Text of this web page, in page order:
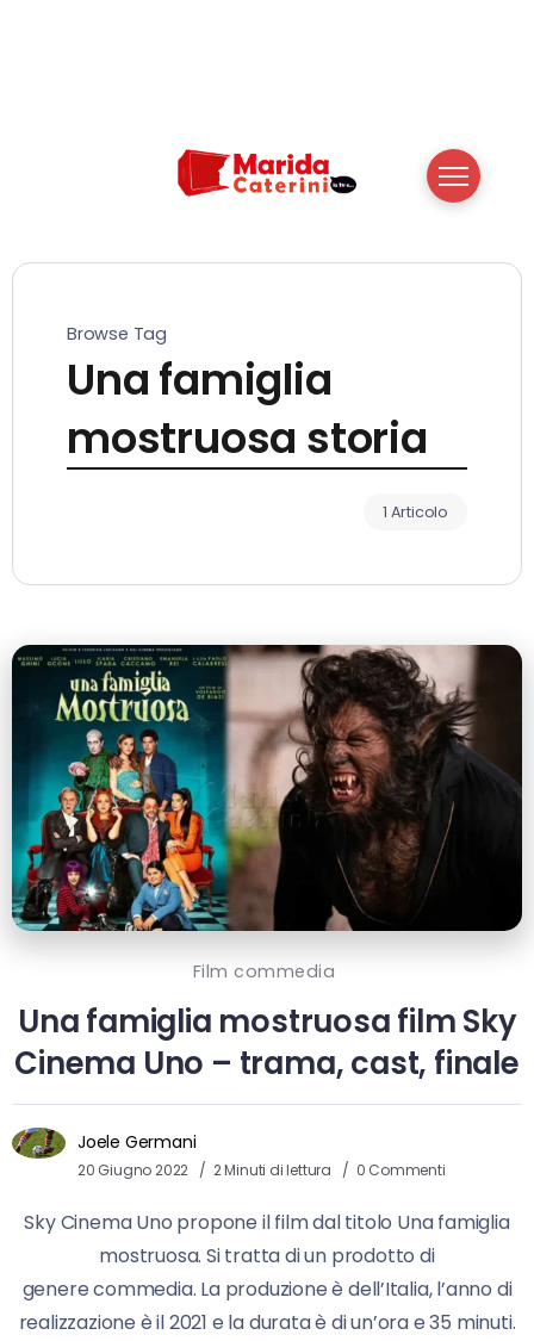
Browse Tag
Una famiglia
mostruosa storia
1 Articolo
Film commedia
Una famiglia mostruosa film Sky
Cinema Uno – trama, cast, finale
Joele Germani
20 Giugno 2022 2 Minuti di lettura 0 Commenti
Sky Cinema Uno propone il film dal titolo Una famiglia
mostruosa. Si tratta di un prodotto di
genere commedia. La produzione è dell’Italia, l’anno di
realizzazione è il 2021 e la durata è di un’ora e 35 minuti.